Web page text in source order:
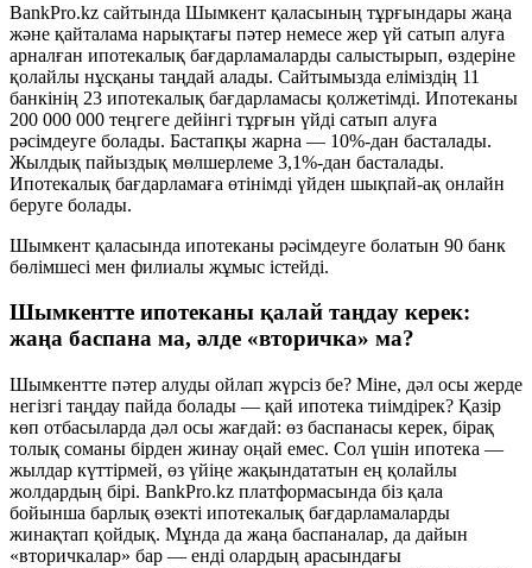
BankPro.kz сайтында Шымкент қаласының тұрғындары жаңа
және қайталама нарықтағы пәтер немесе жер үй сатып алуға
арналған ипотекалық бағдарламаларды салыстырып, өздеріне
қолайлы нұсқаны таңдай алады. Сайтымызда еліміздің 11
банкінің 23 ипотекалық бағдарламасы қолжетімді. Ипотеканы
200 000 000 теңгеге дейінгі тұрғын үйді сатып алуға
рәсімдеуге болады. Бастапқы жарна — 10%-дан басталады.
Жылдық пайыздық мөлшерлеме 3,1%-дан басталады.
Ипотекалық бағдарламаға өтінімді үйден шықпай-ақ онлайн
беруге болады.
Шымкент қаласында ипотеканы рәсімдеуге болатын 90 банк
бөлімшесі мен филиалы жұмыс істейді.
Шымкентте ипотеканы қалай таңдау керек:
жаңа баспана ма, әлде «вторичка» ма?
Шымкентте пәтер алуды ойлап жүрсіз бе? Міне, дәл осы жерде
негізгі таңдау пайда болады — қай ипотека тиімдірек? Қазір
көп отбасыларда дәл осы жағдай: өз баспанасы керек, бірақ
толық соманы бірден жинау оңай емес. Сол үшін ипотека —
жылдар күттірмей, өз үйіңе жақындататын ең қолайлы
жолдардың бірі. BankPro.kz платформасында біз қала
бойынша барлық өзекті ипотекалық бағдарламаларды
жинақтап қойдық. Мұнда да жаңа баспаналар, да дайын
«вторичкалар» бар — енді олардың арасындағы